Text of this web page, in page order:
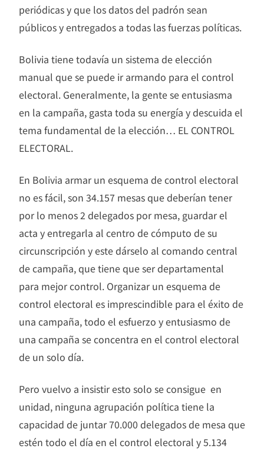
periódicas y que los datos del padrón sean
públicos y entregados a todas las fuerzas políticas.
Bolivia tiene todavía un sistema de elección
manual que se puede ir armando para el control
electoral. Generalmente, la gente se entusiasma
en la campaña, gasta toda su energía y descuida el
tema fundamental de la elección… EL CONTROL
ELECTORAL.
En Bolivia armar un esquema de control electoral
no es fácil, son 34.157 mesas que deberían tener
por lo menos 2 delegados por mesa, guardar el
acta y entregarla al centro de cómputo de su
circunscripción y este dárselo al comando central
de campaña, que tiene que ser departamental
para mejor control. Organizar un esquema de
control electoral es imprescindible para el éxito de
una campaña, todo el esfuerzo y entusiasmo de
una campaña se concentra en el control electoral
de un solo día.
Pero vuelvo a insistir esto solo se consigue en
unidad, ninguna agrupación política tiene la
capacidad de juntar 70.000 delegados de mesa que
estén todo el día en el control electoral y 5.134